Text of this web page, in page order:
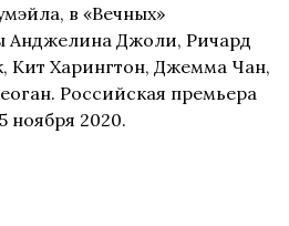
в «Вечных»
Анджелина Джоли, Ричард
Кит Харингтон, Джемма Чан,
Российская премьера
ноября 2020.